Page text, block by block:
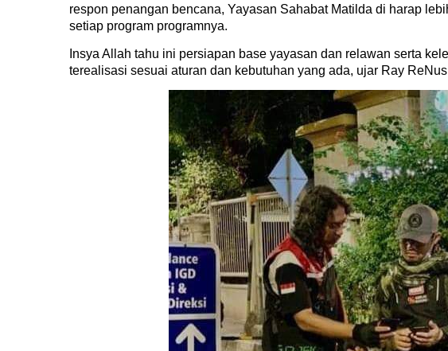
respon penangan bencana, Yayasan Sahabat Matilda di harap
setiap program programnya.
Insya Allah tahu ini persiapan base yayasan dan relawan serta
terealisasi sesuai aturan dan kebutuhan yang ada, ujar Ray